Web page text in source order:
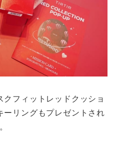
クフィットレッドクッショ
ーリングもプレゼントされ